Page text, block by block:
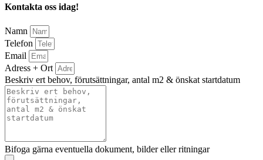
Kontakta oss idag!
Namn
Telefon
Email
Adress + Ort
Beskriv ert behov, förutsättningar, antal m2 & önskat startdatum
Bifoga gärna eventuella dokument, bilder eller ritningar